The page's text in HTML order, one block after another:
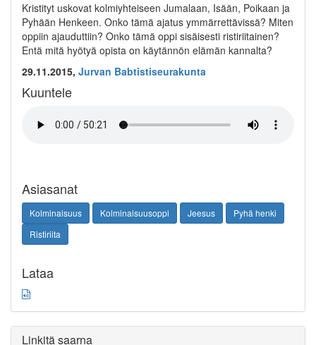
Kristityt uskovat kolmiyhteiseen Jumalaan, Isään, Poikaan ja
Pyhään Henkeen. Onko tämä ajatus ymmärrettävissä? Miten
oppiin ajauduttiin? Onko tämä oppi sisäisesti ristiriitainen?
Entä mitä hyötyä opista on käytännön elämän kannalta?
29.11.2015, Jurvan Babtistiseurakunta
Kuuntele
Asiasanat
Kolminaisuus Kolminaisuusoppi Jeesus
Pyhä henki
Ristiriita
Lataa
Linkitä saarna